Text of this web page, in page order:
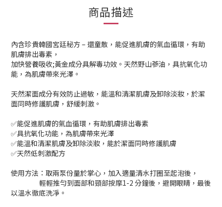
商品描述
內含珍貴韓國宮廷秘方 – 還童散，能促進肌膚的氣血循環，有助
肌膚排出毒素，
加快營養吸收;黃金成分具解毒功效。天然野山蔘油，具抗氧化功
能，為肌膚帶來光澤。
天然潔面成分有效防止過敏，能溫和清潔肌膚及卸除淡妝，於潔
面同時修護肌膚，舒緩刺激。
✅能促進肌膚的氣血循環，有助肌膚排出毒素
✅具抗氧化功能，為肌膚帶來光澤
✅能溫和清潔肌膚及卸除淡妝，能於潔面同時修護肌膚
✅天然低刺激配方
使用方法：取兩泵份量於掌心，加入適量清水打圈至起泡後，
輕輕推勻到面部和頸部按摩1-2 分鐘後，避開眼睛，最後
以溫水徹底洗凈。